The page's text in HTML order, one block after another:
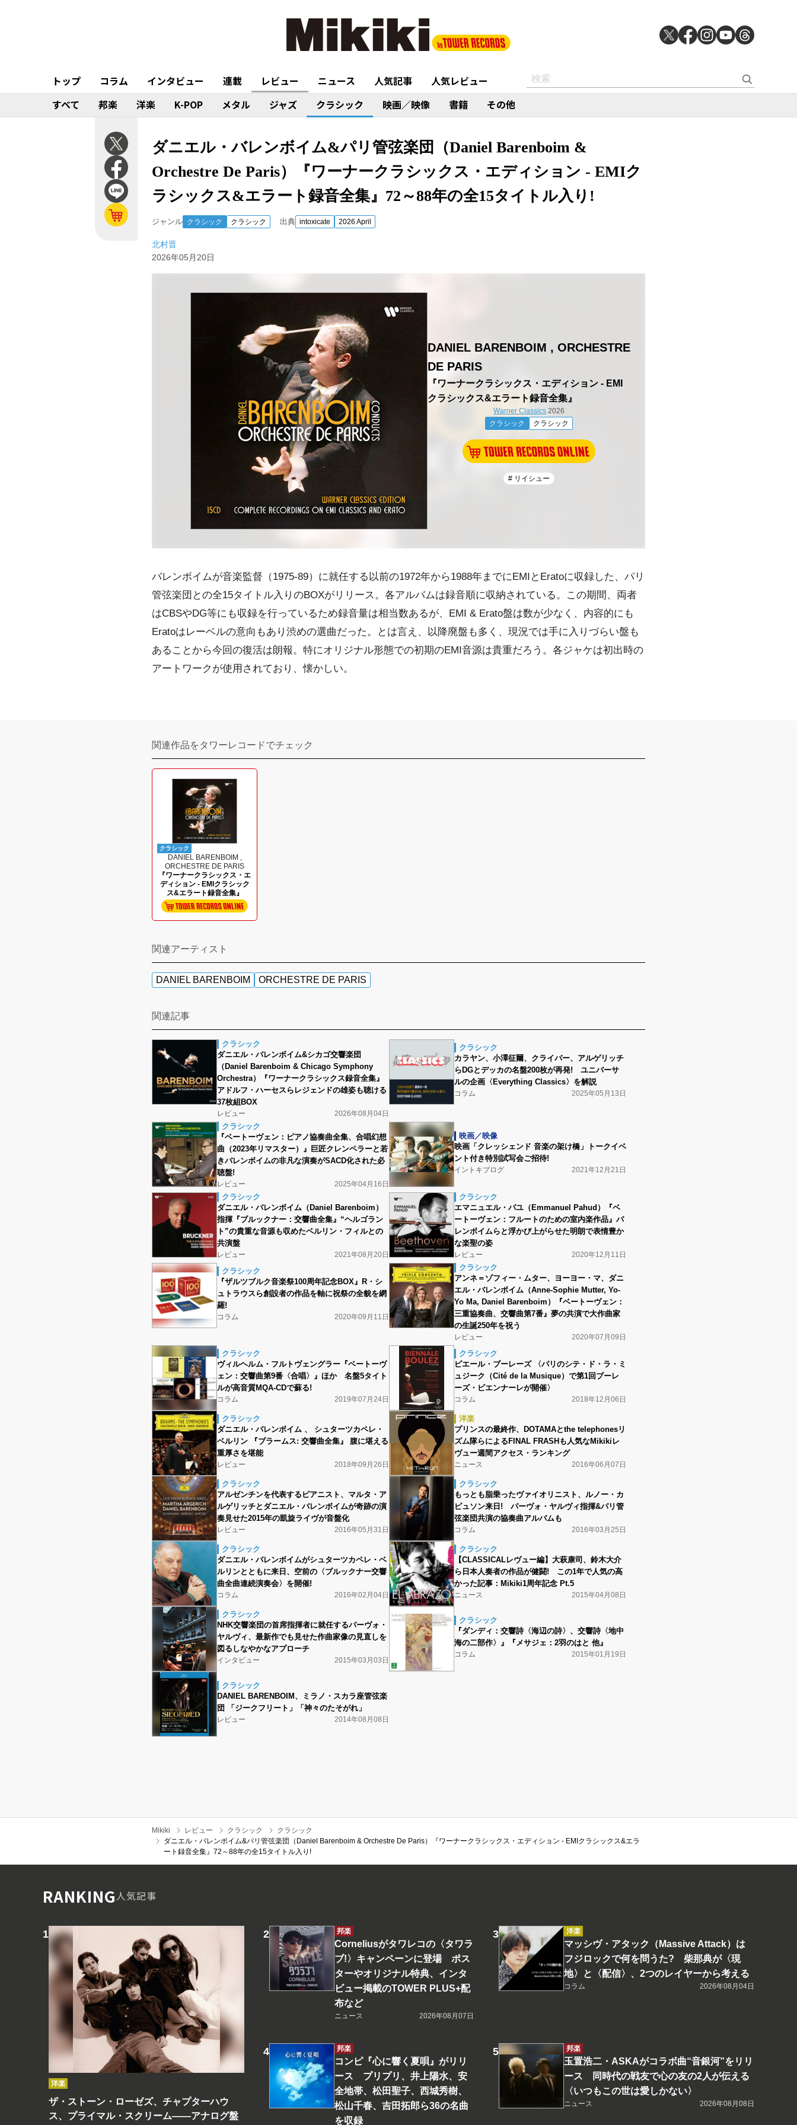
トップ コラム インタビュー 連載 レビュー ニュース 人気記事
人気レビュー
すべて
邦楽 洋楽 K-POP メタル ジャズ クラシック 映画／映像 書籍 その他
ダニエル・バレンボイム&パリ管弦楽団（Daniel Barenboim &
Orchestre De Paris）『ワーナークラシックス・エディション - EMIク
ラシックス&エラート録音全集』72～88年の全15タイトル入り!
ジャンル クラシック クラシック 出典 intoxicate 2026 April
北村晋
2026年05月20日
DANIEL BARENBOIM , ORCHESTRE
DE PARIS
『ワーナークラシックス・エディション - EMI
クラシックス&エラート録音全集』
Warner Classics 2026
クラシック
クラシック
# リイシュー
バレンボイムが音楽監督（1975-89）に就任する以前の1972年から1988年までにEMIとEratoに収録した、パリ
管弦楽団との全15タイトル入りのBOXがリリース。各アルバムは録音順に収納されている。この期間、両者
はCBSやDG等にも収録を行っているため録音量は相当数あるが、EMI & Erato盤は数が少なく、内容的にも
Eratoはレーベルの意向もあり渋めの選曲だった。とは言え、以降廃盤も多く、現況では手に入りづらい盤も
あることから今回の復活は朗報。特にオリジナル形態での初期のEMI音源は貴重だろう。各ジャケは初出時の
アートワークが使用されており、懐かしい。
関連作品をタワーレコードでチェック
クラシック
DANIEL BARENBOIM ,
ORCHESTRE DE PARIS
『ワーナークラシックス・エ
ディション - EMIクラシック
ス&エラート録音全集』
関連アーティスト
DANIEL BARENBOIM ORCHESTRE DE PARIS
関連記事
クラシック
ダニエル・バレンボイム&シカゴ交響楽団
（Daniel Barenboim & Chicago Symphony
Orchestra）『ワーナークラシックス録音全集』
アドルフ・ハーセスらレジェンドの雄姿も聴ける
37枚組BOX
レビュー 2026年08月04日
クラシック
カラヤン、小澤征爾、クライバー、アルゲリッチ
らDGとデッカの名盤200枚が再発! ユニバーサ
ルの企画〈Everything Classics〉を解説
コラム 2025年05月13日
クラシック
『ベートーヴェン：ピアノ協奏曲全集、合唱幻想
曲（2023年リマスター）』巨匠クレンペラーと若
きバレンボイムの非凡な演奏がSACD化された必
聴盤!
レビュー 2025年04月16日
映画／映像
映画「クレッシェンド 音楽の架け橋」トークイベ
ント付き特別試写会ご招待!
イントキブログ 2021年12月21日
クラシック
ダニエル・バレンボイム（Daniel Barenboim）
指揮『ブルックナー：交響曲全集』“ヘルゴラン
ト”の貴重な音源も収めたベルリン・フィルとの
共演盤
レビュー 2021年08月20日
クラシック
エマニュエル・パユ（Emmanuel Pahud）『ベ
ートーヴェン：フルートのための室内楽作品』バ
レンボイムらと浮かび上がらせた明朗で表情豊か
な楽聖の姿
レビュー 2020年12月11日
クラシック
『ザルツブルク音楽祭100周年記念BOX』R・シ
ュトラウスら創設者の作品を軸に祝祭の全貌を網
羅!
コラム 2020年09月11日
クラシック
アンネ＝ゾフィー・ムター、ヨーヨー・マ、ダニ
エル・バレンボイム（Anne-Sophie Mutter, Yo-
Yo Ma, Daniel Barenboim）『ベートーヴェン：
三重協奏曲、交響曲第7番』夢の共演で大作曲家
の生誕250年を祝う
レビュー 2020年07月09日
クラシック
ヴィルヘルム・フルトヴェングラー『ベートーヴ
ェン：交響曲第9番〈合唱〉』ほか 名盤5タイト
ルが高音質MQA-CDで蘇る!
コラム 2019年07月24日
クラシック
ピエール・ブーレーズ 〈パリのシテ・ド・ラ・ミ
ュジーク（Cité de la Musique）で第1回ブーレ
ーズ・ビエンナーレが開催〉
コラム 2018年12月06日
クラシック
ダニエル・バレンボイム 、 シュターツカペレ・
ベルリン 『ブラームス: 交響曲全集』 腹に堪える
重厚さを堪能
レビュー 2018年09月26日
洋楽
プリンスの最終作、DOTAMAとthe telephonesリ
ズム隊らによるFINAL FRASHも人気なMikikiレ
ヴュー週間アクセス・ランキング
ニュース 2016年06月07日
クラシック
アルゼンチンを代表するピアニスト、マルタ・ア
ルゲリッチとダニエル・バレンボイムが奇跡の演
奏見せた2015年の凱旋ライヴが音盤化
レビュー 2016年05月31日
クラシック
もっとも脂乗ったヴァイオリニスト、ルノー・カ
ピュソン来日! パーヴォ・ヤルヴィ指揮&パリ管
弦楽団共演の協奏曲アルバムも
コラム 2016年03月25日
クラシック
ダニエル・バレンボイムがシュターツカペレ・ベ
ルリンとともに来日、空前の〈ブルックナー交響
曲全曲連続演奏会〉を開催!
コラム 2016年02月04日
クラシック
【CLASSICALレヴュー編】大萩康司、鈴木大介
ら日本人奏者の作品が健闘! この1年で人気の高
かった記事：Mikiki1周年記念 Pt.5
ニュース 2015年04月08日
クラシック
NHK交響楽団の首席指揮者に就任するパーヴォ・
ヤルヴィ、最新作でも見せた作曲家像の見直しを
図るしなやかなアプローチ
インタビュー 2015年03月03日
クラシック
『ダンディ：交響詩〈海辺の詩〉、交響詩〈地中
海の二部作〉』『メサジェ：2羽のはと 他』
コラム 2015年01月19日
クラシック
DANIEL BARENBOIM、ミラノ・スカラ座管弦楽
団 「ジークフリート」「神々のたそがれ」
レビュー 2014年08月08日
Mikiki レビュー クラシック
クラシック
ダニエル・バレンボイム&パリ管弦楽団（Daniel Barenboim & Orchestre De Paris）『ワーナークラシックス・エディション - EMIクラシックス&エラ
ート録音全集』72～88年の全15タイトル入り!
RANKING人気記事
洋楽
ザ・ストーン・ローゼズ、チャプターハウ
ス、プライマル・スクリーム――アナログ盤
邦楽
Corneliusがタワレコの〈タワラ
ブ!〉キャンペーンに登場 ポス
ターやオリジナル特典、インタ
ビュー掲載のTOWER PLUS+配
布など
ニュース 2026年08月07日
洋楽
マッシヴ・アタック（Massive Attack）は
フジロックで何を問うた? 柴那典が〈現
地〉と〈配信〉、2つのレイヤーから考える
コラム 2026年08月04日
邦楽
コンピ『心に響く夏唄』がリリ
ース プリプリ、井上陽水、安
全地帯、松田聖子、西城秀樹、
松山千春、吉田拓郎ら36の名曲
を収録
邦楽
玉置浩二・ASKAがコラボ曲“音銀河”をリリ
ース 同時代の戦友で心の友の2人が伝える
〈いつもこの世は愛しかない〉
ニュース 2026年08月08日